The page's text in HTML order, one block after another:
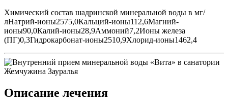
Химический состав шадринской минеральной воды в мг/
лНатрий-ионы2575,0Кальций-ионы112,6Магний-
ионы90,0Калий-ионы28,9Аммоний7,2Ионы железа
(ПГ)0,3Гидрокарбонат-ионы2510,9Хлорид-ионы1462,4
Описание лечения